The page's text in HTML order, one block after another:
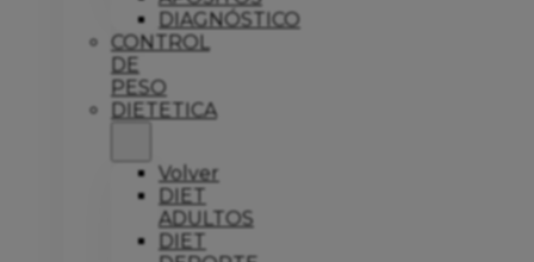
DIAGNÓSTICO
CONTROL
DE
PESO
DIETETICA
Volver
DIET
ADULTOS
DIET